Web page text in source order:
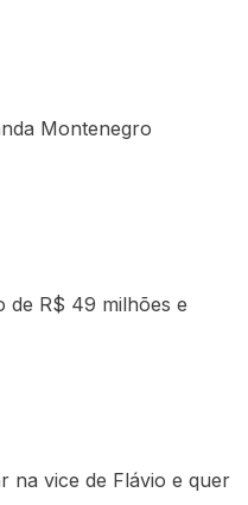
Montenegro
de R$ 49 milhões e
na vice de Flávio e quer